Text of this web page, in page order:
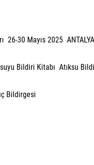
26-30 Mayıs 2025 ANTALYA
Bildiri Kitabı Atıksu
Bildirgesi